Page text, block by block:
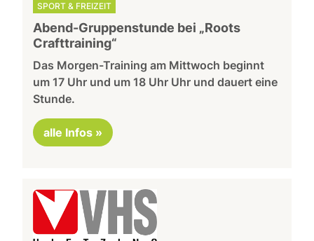
SPORT & FREIZEIT
Abend-Gruppenstunde bei „Roots
Crafttraining“
Das Morgen-Training am Mittwoch beginnt
um 17 Uhr und um 18 Uhr Uhr und dauert eine
Stunde.
alle Infos »